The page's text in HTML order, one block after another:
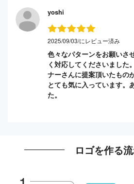
yoshi
2025/09/03/にレビュー済み
色々なパターンをお願いさ
く対応してくださいました
ナーさんに提案頂いたもの
とても気に入っています。
た。
ロゴを作る